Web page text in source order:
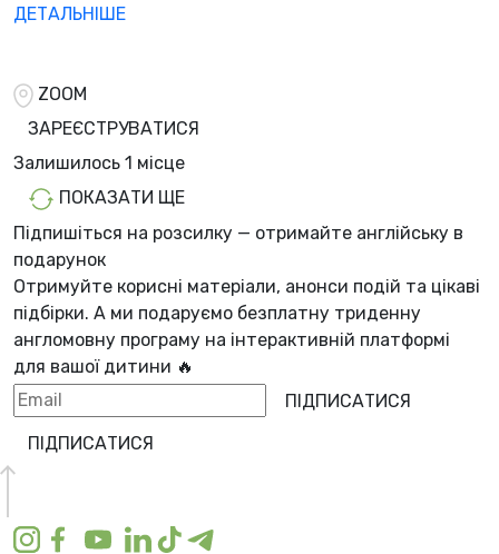
ДЕТАЛЬНІШЕ
ZOOM
ЗАРЕЄСТРУВАТИСЯ
Залишилось 1 місцe
ПОКАЗАТИ ЩЕ
Підпишіться на розсилку — отримайте англійську в
подарунок
Отримуйте корисні матеріали, анонси подій та цікаві
підбірки. А ми подаруємо безплатну триденну
англомовну програму на інтерактивній платформі
для вашої дитини 🔥
ПІДПИСАТИСЯ
ПІДПИСАТИСЯ